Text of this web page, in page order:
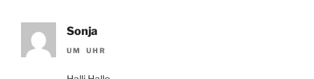
Sonja
UM UHR